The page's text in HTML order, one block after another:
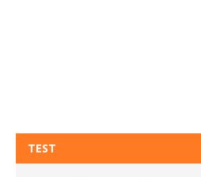
TEST